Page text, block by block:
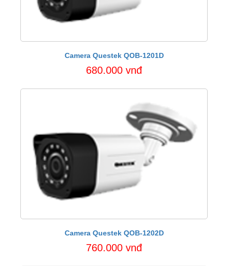
Camera Questek QOB-1201D
680.000 vnđ
Camera Questek QOB-1202D
760.000 vnđ